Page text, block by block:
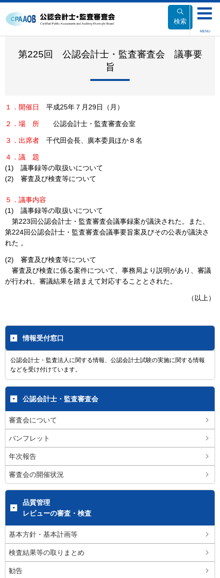
文
検索
MENU
第225回 公認会計士・監査審査会 議事要
旨
１．開催日 平成25年７月29日（月）
２． 場所 公認会計士・監査審査会室
３．出席者 千代田会長、廣本委員ほか８名
４． 議題
(1) 議事録等の取扱いについて
(2) 審査及び検査等について
５．議事内容
(1) 議事録等の取扱いについて
第223回公認会計士・監査審査会議事録案が議決された。また、
第224回公認会計士・監査審査会議事要旨案及びその公表が議決さ
れた 。
(2) 審査及び検査等について
審査及び検査に係る案件について、事務局より説明があり、審議
が行われ、審議結果を踏まえて対応することとされた。
（以上）
情報受付窓口
公認会計士・監査法人に関する情報、公認会計士試験の実施に関する情報
などを受け付けています。
公認会計士・監査審査会
審査会について
パンフレット
年次報告
審査会の開催状況
品質管理
レビューの審査・検査
基本方針・基本計画等
検査結果等の取りまとめ
勧告